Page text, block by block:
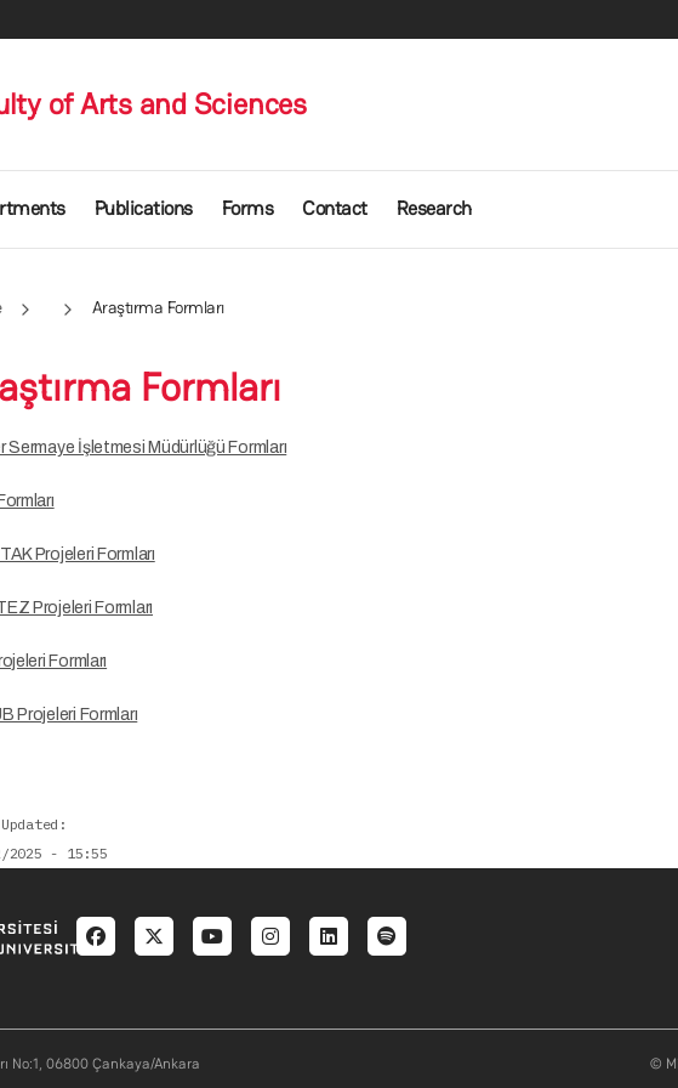
of Arts and Sciences
Publications Forms Contact Research
Araştırma Formları
Formları
Sermaye İşletmesi Müdürlüğü Formları
Projeleri Formları
Projeleri Formları
Formları
Projeleri Formları
2025 - 15:55
Social menu
No:1, 06800 Çankaya/Ankara ©